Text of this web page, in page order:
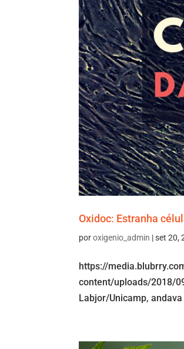
Oxidoc: Estranha
poroxigenio_admin |set 20,
https://
content/uploads/2018/
Labjor/Unicamp,